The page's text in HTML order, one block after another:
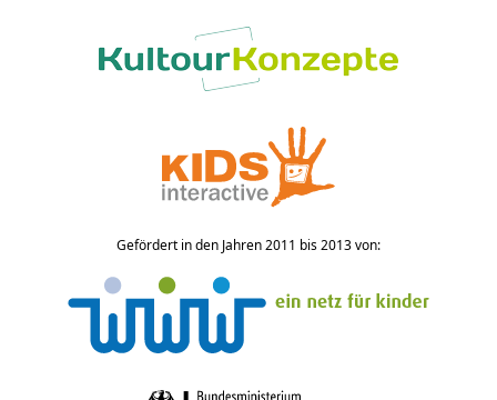
Gefördert in den Jahren 2011 bis 2013 von: